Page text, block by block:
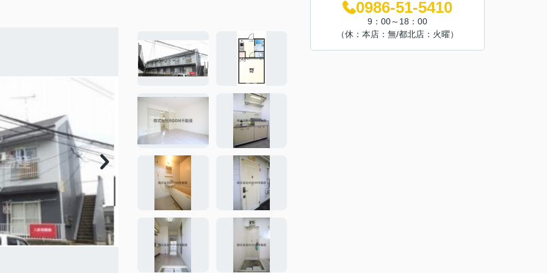
0986-51-5410
9：00～18：00
（休：本店：無/都北店：火曜）